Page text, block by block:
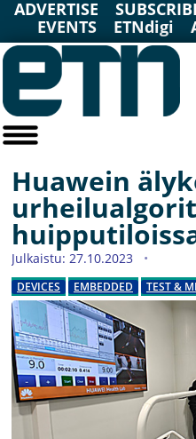
ADVERTISE
EVENTS
ETNdigi
Huawein
Julkaistu: 27.10.2023
DEVICES EMBEDDED TEST &